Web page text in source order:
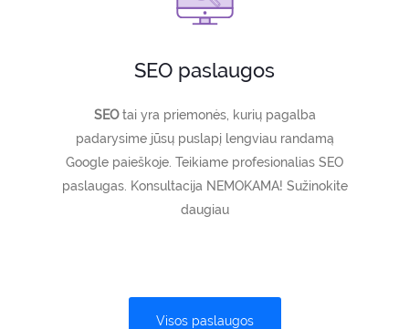
SEO paslaugos
SEOtai yra priemonės, kurių pagalba
padarysime jūsų puslapį lengviau randamą
Google paieškoje. Teikiame profesionalias SEO
paslaugas. Konsultacija NEMOKAMA! Sužinokite
daugiau
Visos paslaugos